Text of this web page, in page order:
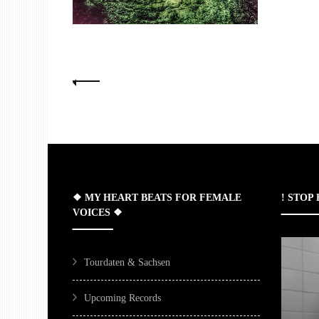
Seitennummerierung
❖ MY HEART BEATS FOR FEMALE
VOICES ❖
Tourdaten & Sachsen
Upcoming Records
! STOP